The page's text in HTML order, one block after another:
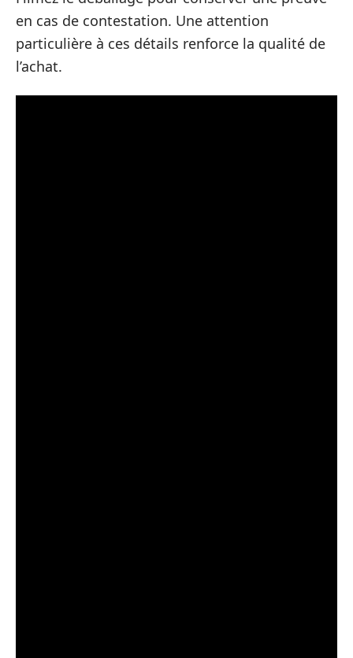
en cas de contestation. Une attention
particulière à ces détails renforce la qualité de
l’achat.